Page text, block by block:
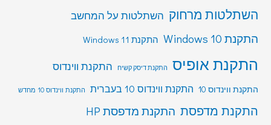
השתלטות מרחוק השתלטות על המחשב
התקנת Windows 10 התקנת Windows 11
התקנת אופיס התקנת דיסק קשיח התקנת ווינדוס
התקנת ווינדוס 10 התקנת ווינדוס 10 בעברית התקנת ווינדוס 10 מחדש
התקנת מדפסת התקנת מדפסת HP